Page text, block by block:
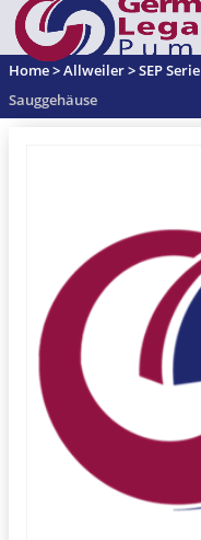
Home>Allweiler>SEP Serie
Sauggehäuse